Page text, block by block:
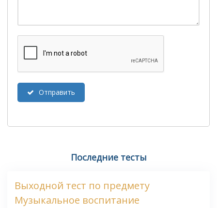
Отправить
Последние тесты
Выходной тест по предмету
Музыкальное воспитание